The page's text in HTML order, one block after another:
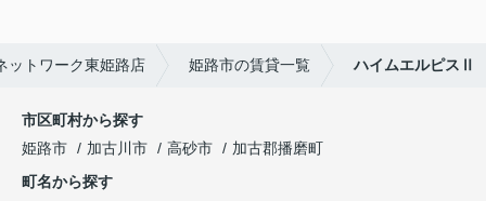
ットワーク東姫路店 姫路市の賃貸一覧 ハイムエルピスⅡ
市区町村から探す
姫路市
加古川市 高砂市
加古郡播磨町
町名から探す